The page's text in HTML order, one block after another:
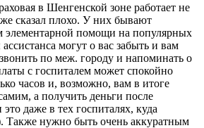
в Шенгенской зоне работает не
сказал плохо. У них бывают
элементарной помощи на популярных
могут о вас забыть и вам
по меж. городу и напоминать о
с госпиталем может спокойно
часов и, возможно, вам в итоге
а получить деньги после
даже в тех госпиталях, куда
Также нужно быть очень аккуратным